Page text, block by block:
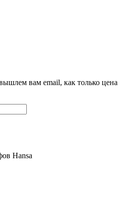
вам email, как только цена
Hansa